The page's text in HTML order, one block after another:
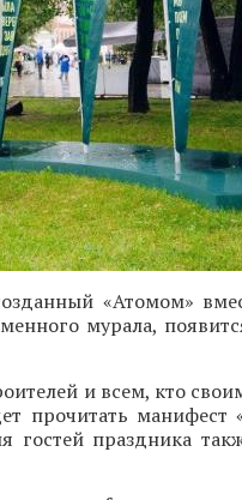
«Атомом»
мурала,
и всем, кто
прочитать манифест
праздника